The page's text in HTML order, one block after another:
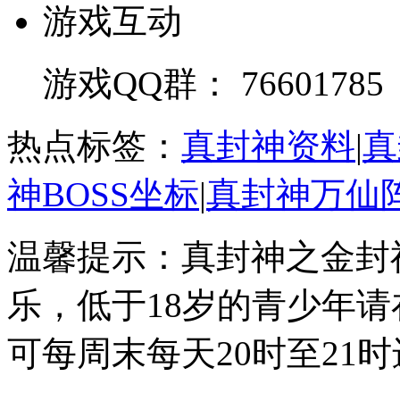
游戏互动
游戏QQ群： 76601785
热点标签： 真封神资料|
神BOSS坐标|真封神万仙
温馨提示：真封神之金
乐，低于18岁的青少年
可每周末每天20时至21